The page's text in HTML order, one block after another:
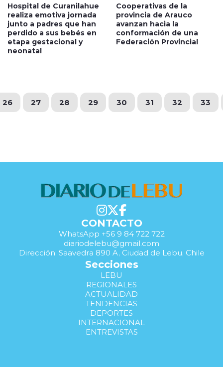
Hospital de Curanilahue
realiza emotiva jornada
junto a padres que han
perdido a sus bebés en
etapa gestacional y
neonatal
Cooperativas de la
provincia de Arauco
avanzan hacia la
conformación de una
Federación Provincial
26 27 28 29 30 31 32 33
CONTACTO
WhatsApp +56 9 84 722 722
diariodelebu@gmail.com
Dirección: Saavedra 890 A, Ciudad de Lebu, Chile
Secciones
LEBU
REGIONALES
ACTUALIDAD
TENDENCIAS
DEPORTES
INTERNACIONAL
ENTREVISTAS